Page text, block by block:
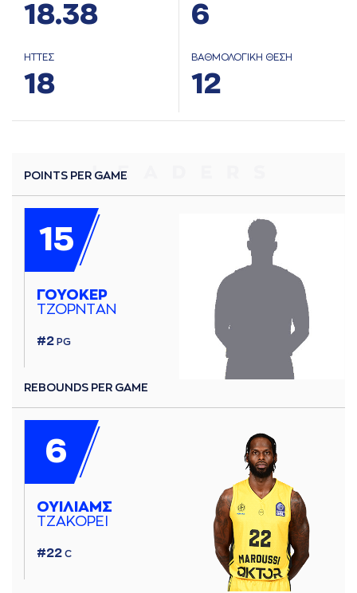
18.38 6
ΗΤΤΕΣ
18
ΒΑΘΜΟΛΟΓΙΚΗ ΘΕΣΗ
12
POINTS PER GAME
15
ΓΟΥΟΚΕΡ
ΤΖΟΡΝΤAΝ
#2 PG
REBOUNDS PER GAME
6
ΟΥIΛΙAΜΣ
ΤΖAΚΟΡΕΙ
#22 C